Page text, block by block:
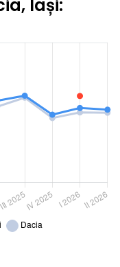
Iași: